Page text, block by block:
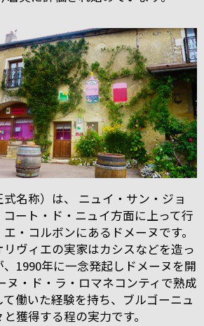
名称）は、 ニュイ・サン・ジョ
ート・ド・ニュイ方面に上って行
・コルボンにあるドメーヌです。
ヴィエの実家はカシスなどを造っ
1990年に一念発起しドメーヌを開
ヌ・ド・ラ・ロマネコンティで熟成
働いた経験を持ち、ブルゴーニュ
獲得する程の実力です。